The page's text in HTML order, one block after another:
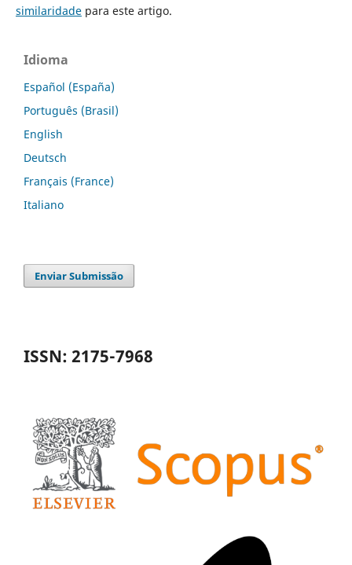
similaridadepara este artigo.
Idioma
Español (España)
Português (Brasil)
English
Deutsch
Français (France)
Italiano
Enviar Submissão
ISSN: 2175-7968